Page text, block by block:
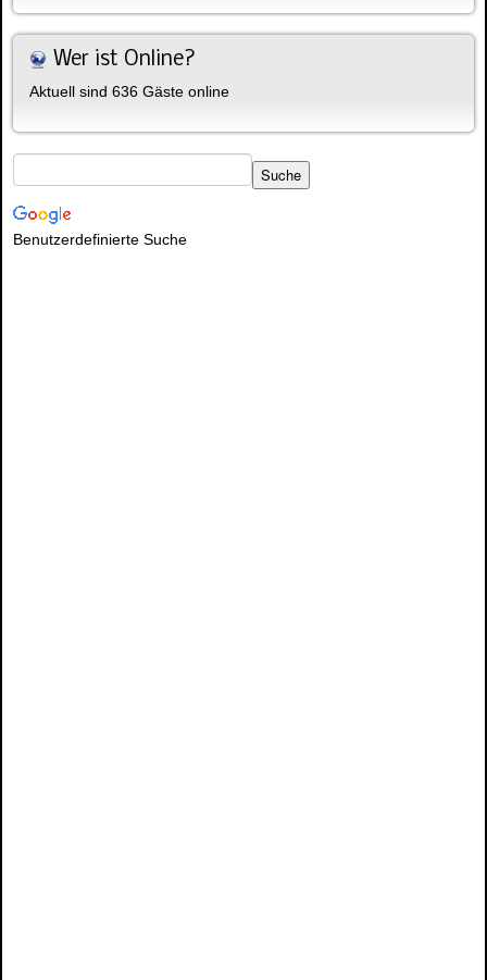
Wer ist Online?
Aktuell sind 636 Gäste online
Benutzerdefinierte Suche